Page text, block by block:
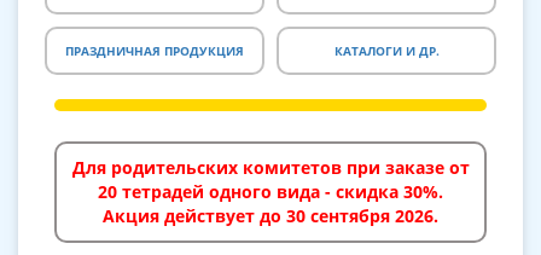
ПРАЗДНИЧНАЯ ПРОДУКЦИЯ КАТАЛОГИ И ДР.
Для родительских комитетов при заказе от
20 тетрадей одного вида - скидка 30%.
Акция действует до 30 сентября 2026.